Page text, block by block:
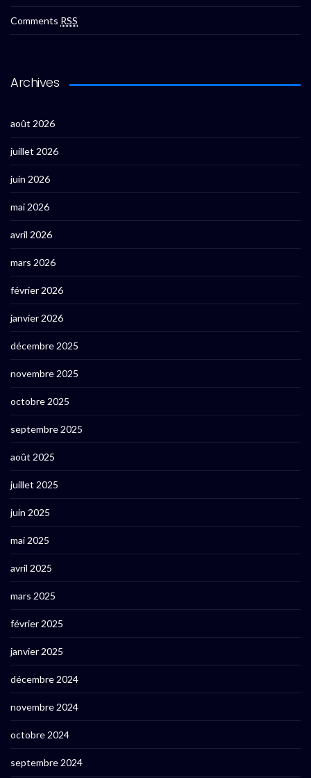
Comments RSS
Archives
août 2026
juillet 2026
juin 2026
mai 2026
avril 2026
mars 2026
février 2026
janvier 2026
décembre 2025
novembre 2025
octobre 2025
septembre 2025
août 2025
juillet 2025
juin 2025
mai 2025
avril 2025
mars 2025
février 2025
janvier 2025
décembre 2024
novembre 2024
octobre 2024
septembre 2024